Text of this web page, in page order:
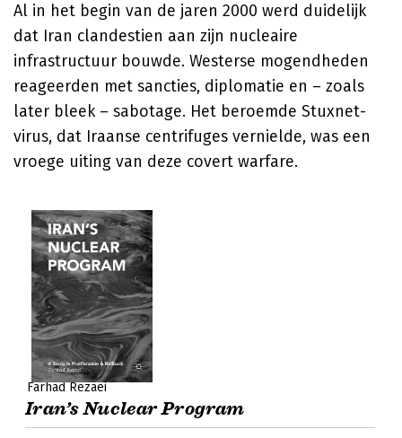
Al in het begin van de jaren 2000 werd duidelijk
dat Iran clandestien aan zijn nucleaire
infrastructuur bouwde. Westerse mogendheden
reageerden met sancties, diplomatie en – zoals
later bleek – sabotage. Het beroemde Stuxnet-
virus, dat Iraanse centrifuges vernielde, was een
vroege uiting van deze covert warfare.
Farhad Rezaei
Iran’s Nuclear Program